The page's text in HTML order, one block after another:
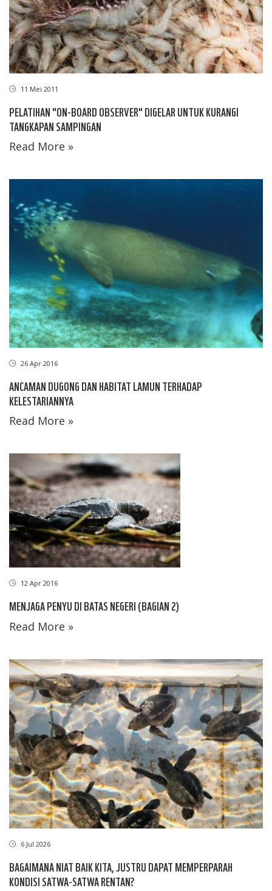
11 Mei 2011
PELATIHAN "ON-BOARD OBSERVER" DIGELAR UNTUK KURANGI
TANGKAPAN SAMPINGAN
Read More »
26 Apr 2016
ANCAMAN DUGONG DAN HABITAT LAMUN TERHADAP
KELESTARIANNYA
Read More »
12 Apr 2016
MENJAGA PENYU DI BATAS NEGERI (BAGIAN 2)
Read More »
6 Jul 2026
BAGAIMANA NIAT BAIK KITA, JUSTRU DAPAT MEMPERPARAH
KONDISI SATWA-SATWA RENTAN?